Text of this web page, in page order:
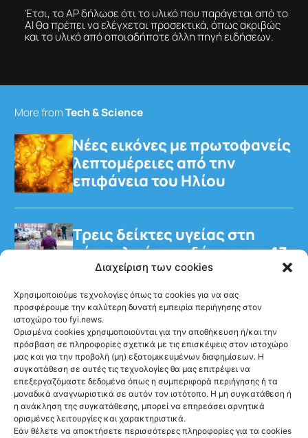
Διαχείριση των cookies
Χρησιμοποιούμε τεχνολογίες όπως τα cookies για να σας
προσφέρουμε την καλύτερη δυνατή εμπειρία περιήγησης στον
ιστοχώρο του fyi.news.
Ορισμένα cookies χρησιμοποιούνται για την αποθήκευση ή/και την
πρόσβαση σε πληροφορίες σχετικά με τις επισκέψεις στον ιστοχώρο
μας και για την προβολή (μη) εξατομικευμένων διαφημίσεων. Η
συγκατάθεση σε αυτές τις τεχνολογίες θα μας επιτρέψει να
επεξεργαζόμαστε δεδομένα όπως η συμπεριφορά περιήγησης ή τα
μοναδικά αναγνωριστικά σε αυτόν τον ιστότοπο. Η μη συγκατάθεση ή
η ανάκληση της συγκατάθεσης, μπορεί να επηρεάσει αρνητικά
ορισμένες λειτουργίες και χαρακτηριστικά.
Εάν θέλετε να αποκτήσετε περισσότερες πληροφορίες για τα cookies
Έτσι, το AP δήλωσε ότι το υλικό που παράγεται από το
ΑΙ θα πρέπει να ελέγχεται προσεκτικά, όπως ακριβώς
και το υλικό από οποιαδήποτε άλλη πηγή ειδήσεων.
More fromTech & Science
Νέες εικόνες με πρωτοφανείς
λεπτομέρειες από την
επιφάνεια του Ηλίου
Τρεις δείκτες υγείας στη
μέση ηλικία συνδέονται με 13
επιπλέον χρόνια χωρίς άνοια
Ακολούθησέ μας